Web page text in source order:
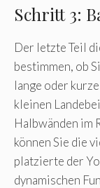
Schritt 3:
Der letzte Teil
bestimmen, ob
lange oder
kleinen
Halbwänden im
können Sie die
platzierte der
dynamischen